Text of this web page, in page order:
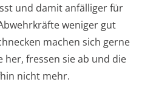
und damit anfälliger für
weniger gut
machen sich gerne
her, fressen sie ab und die
nicht mehr.